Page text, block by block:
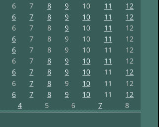
6 7 8 9 10 11 12
6 7 8 9 10 11 12
6 7 8 9 10 11 12
6 7 8 9 10 11 12
6 7 8 9 10 11 12
6 7 8 9 10 11 12
6 7 8 9 10 11 12
6 7 8 9 10 11 12
6 7 8 9 10 11 12
4 5 6 7 8